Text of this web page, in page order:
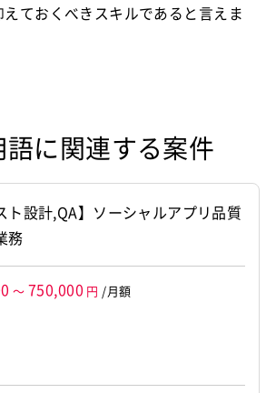
ておくべきスキルであると言えま
語に関連する案件
ト設計,QA】ソーシャルアプリ品質
務
～ 750,000 円 /月額